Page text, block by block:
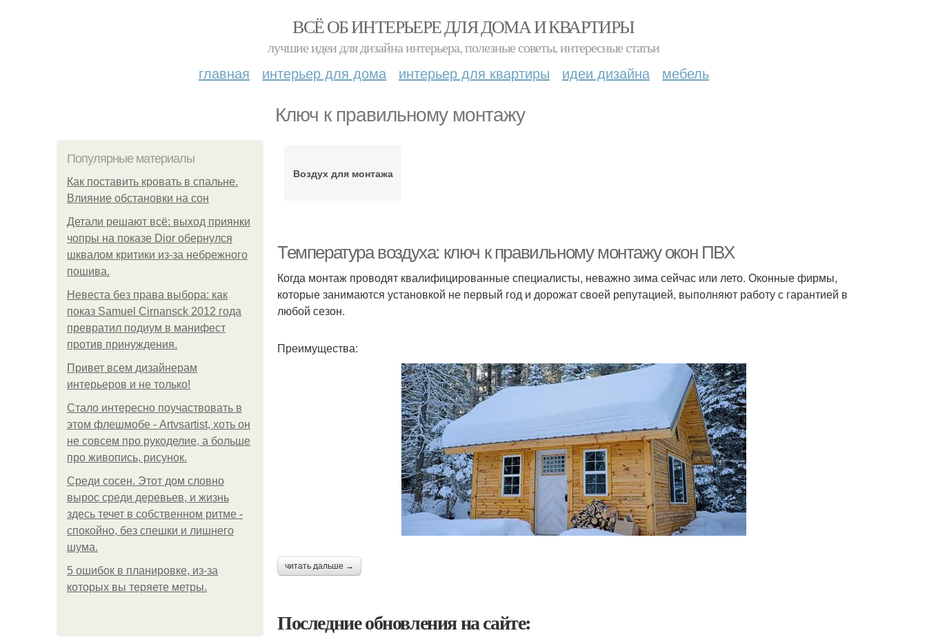
ВСЁ ОБ ИНТЕРЬЕРЕ ДЛЯ ДОМА И КВАРТИРЫ
лучшие идеи для дизайна интерьера, полезные советы, интересные статьи
главная интерьер для дома интерьер для квартиры идеи дизайна мебель
Ключ к правильному монтажу
Популярные материалы
Как поставить кровать в спальне.
Влияние обстановки на сон
Детали решают всё: выход приянки
чопры на показе Dior обернулся
шквалом критики из-за небрежного
пошива.
Невеста без права выбора: как
показ Samuel Cirnansck 2012 года
превратил подиум в манифест
против принуждения.
Привет всем дизайнерам
интерьеров и не только!
Стало интересно поучаствовать в
этом флешмобе - Artvsartist, хоть он
не совсем про рукоделие, а больше
про живопись, рисунок.
Среди сосен. Этот дом словно
вырос среди деревьев, и жизнь
здесь течет в собственном ритме -
спокойно, без спешки и лишнего
шума.
5 ошибок в планировке, из-за
которых вы теряете метры.
Воздух для монтажа
Температура воздуха: ключ к правильному монтажу окон ПВХ
Когда монтаж проводят квалифицированные специалисты, неважно зима сейчас или лето. Оконные фирмы,
которые занимаются установкой не первый год и дорожат своей репутацией, выполняют работу с гарантией в
любой сезон.
Преимущества:
читать дальше →
Последние обновления на сайте: